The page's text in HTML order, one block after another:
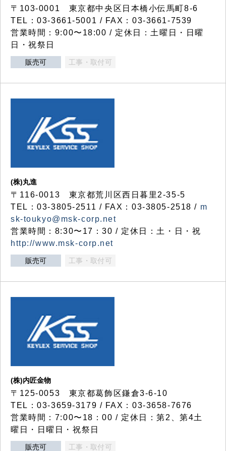
〒103-0001 東京都中央区日本橋小伝馬町8-6
TEL：03-3661-5001 / FAX：03-3661-7539
営業時間：9:00〜18:00 / 定休日：土曜日・日曜
日・祝祭日
販売可 工事・取付可
(株)丸進
〒116-0013 東京都荒川区西日暮里2-35-5
TEL：03-3805-2511 / FAX：03-3805-2518 / m
sk-toukyo@msk-corp.net
営業時間：8:30〜17：30 / 定休日：土・日・祝
http://www.msk-corp.net
販売可 工事・取付可
(株)内匠金物
〒125-0053 東京都葛飾区鎌倉3-6-10
TEL：03-3659-3179 / FAX：03-3658-7676
営業時間：7:00〜18：00 / 定休日：第2、第4土
曜日・日曜日・祝祭日
販売可 工事・取付可